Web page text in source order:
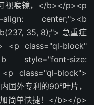
视喉镜，</b></p><p
align: center;"><b
35, 8);"> 急重症
class="ql-block"
style="font-size:
class="ql-block">
国外专利的90°叶片，
简单快捷！</b></p>